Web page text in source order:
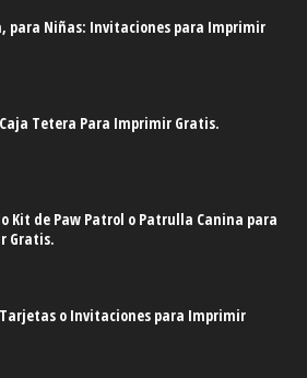
para Niñas: Invitaciones para Imprimir
Tetera Para Imprimir Gratis.
Kit de Paw Patrol o Patrulla Canina para
Gratis.
Tarjetas o Invitaciones para Imprimir